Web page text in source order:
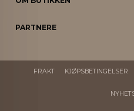
PARTNERE
FRAKT KJØPSBETINGELSER